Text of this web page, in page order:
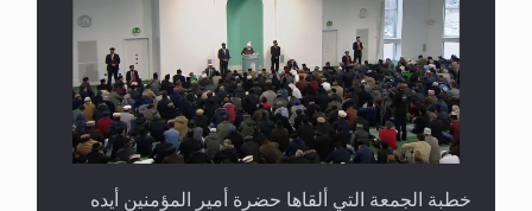
العكس
خطبة الجمعة التي ألقاها حضرة أمير المؤمنين أيده